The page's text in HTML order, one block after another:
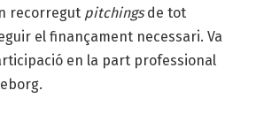
recorregut pitchingsde tot
el finançament necessari. Va
en la part professional